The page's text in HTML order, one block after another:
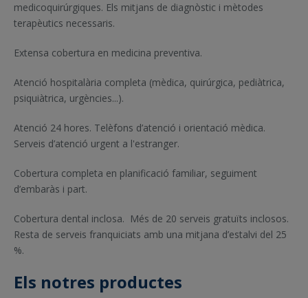
medicoquirúrgiques. Els mitjans de diagnòstic i mètodes
terapèutics necessaris.
Extensa cobertura en medicina preventiva.
Atenció hospitalària completa (mèdica, quirúrgica, pediàtrica,
psiquiàtrica, urgències...).
Atenció 24 hores. Telèfons d’atenció i orientació mèdica.
Serveis d’atenció urgent a l'estranger.
Cobertura completa en planificació familiar, seguiment
d’embaràs i part.
Cobertura dental inclosa. Més de 20 serveis gratuïts inclosos.
Resta de serveis franquiciats amb una mitjana d’estalvi del 25
%.
Els notres productes